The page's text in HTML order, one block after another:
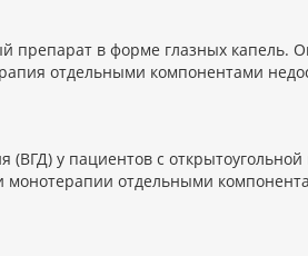
препарат в форме глазных капель.
отдельными компонентами
у пациентов с открытоугольной
монотерапии отдельными